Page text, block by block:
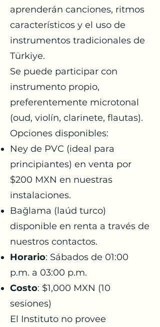
aprenderán canciones, ritmos
característicos y el uso de
instrumentos tradicionales de
Türkiye.
Se puede participar con
instrumento propio,
preferentemente microtonal
(oud, violín, clarinete, flautas).
Opciones disponibles:
Ney de PVC (ideal para
principiantes) en venta por
$200 MXN en nuestras
instalaciones.
Bağlama (laúd turco)
disponible en renta a través de
nuestros contactos.
Horario: Sábados de 01:00
p.m. a 03:00 p.m.
Costo: $1,000 MXN (10
sesiones)
El Instituto no provee